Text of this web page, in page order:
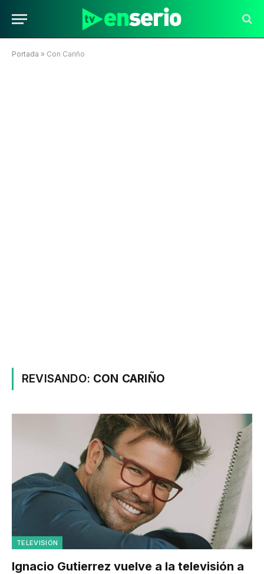
Portada » Con Cariño
REVISANDO: CON CARIÑO
TELEVISIÓN
Ignacio Gutierrez vuelve a la televisión a